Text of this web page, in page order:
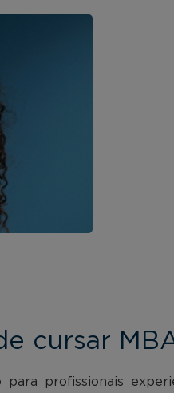
cursar
profissionais